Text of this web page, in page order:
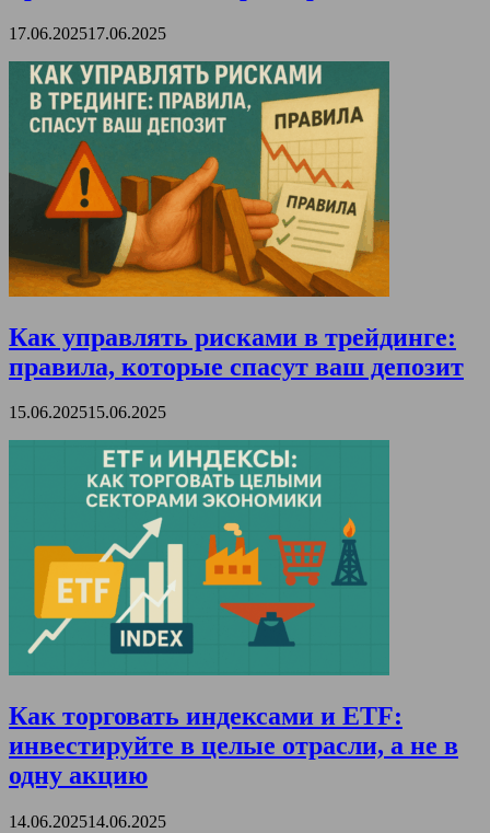
17.06.202517.06.2025
Как управлять рисками в трейдинге:
правила, которые спасут ваш депозит
15.06.202515.06.2025
Как торговать индексами и ETF:
инвестируйте в целые отрасли, а не в
одну акцию
14.06.202514.06.2025